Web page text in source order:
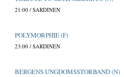
21:00 / SARDINEN
POLYMORPHIE (F)
23:00 / SARDINEN
BERGENS UNGDOMSSTORBAND (N)